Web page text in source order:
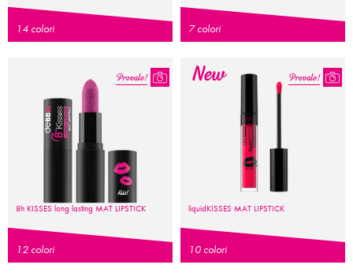
14 colori 7 colori
8h KISSES long lasting MAT LIPSTICK
12 colori
Provalo!
liquidKISSES MAT LIPSTICK
10 colori
Provalo!